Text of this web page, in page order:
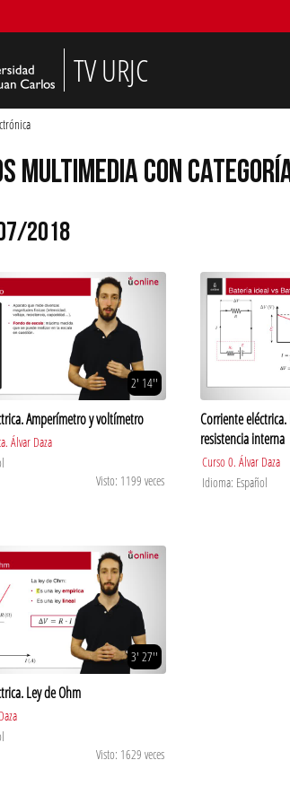
TV URJC
MULTIMEDIA CON
2018
2' 14''
Amperímetro y voltímetro
Álvar Daza
Visto: 1199 veces
Corriente
resistencia interna
Curso 0. Álvar Daza
Idioma: Español
3' 27''
Ley de Ohm
Visto: 1629 veces